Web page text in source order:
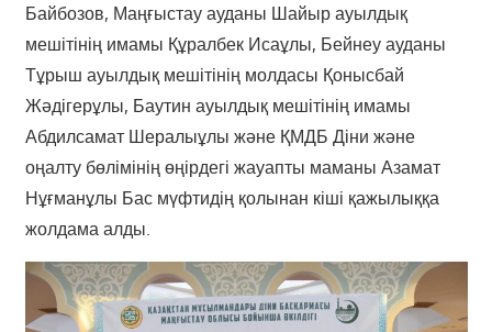
Байбозов, Маңғыстау ауданы Шайыр ауылдық
мешітінің имамы Құралбек Исаұлы, Бейнеу ауданы
Тұрыш ауылдық мешітінің молдасы Қонысбай
Жәдігерұлы, Баутин ауылдық мешітінің имамы
Абдилсамат Шералыұлы және ҚМДБ Діни және
оңалту бөлімінің өңірдегі жауапты маманы Азамат
Нұғманұлы Бас мүфтидің қолынан кіші қажылыққа
жолдама алды.